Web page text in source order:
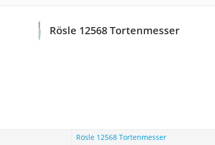
Rösle 12568 Tortenmesser
Rösle 12568 Tortenmesser